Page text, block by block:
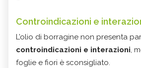
Controindicazioni e
L’olio di borragine non presenta
controindicazioni e interazioni,
foglie e fiori è sconsigliato.